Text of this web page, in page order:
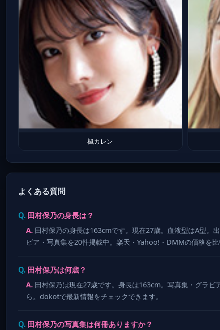
楓カレン
よくある質問
田村保乃の身長は？
田村保乃の身長は163cmです。現在27歳。血液型はA型。
ビア・写真集を20件掲載中。楽天・Yahoo!・DMMの価格を
田村保乃は何歳？
田村保乃は現在27歳です。身長は163cm。写真集・グラ
ら。dokotで最新情報をチェックできます。
田村保乃の写真集は何冊ありますか？